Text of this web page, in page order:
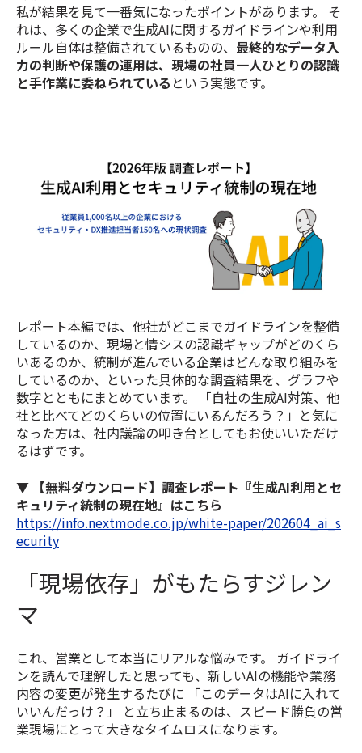
私が結果を見て一番気になったポイントがあります。 そ
れは、多くの企業で生成AIに関するガイドラインや利用
ルール自体は整備されているものの、 最終的なデータ入
力の判断や保護の運用は、現場の社員一人ひとりの認識
と手作業に委ねられている という実態です。
レポート本編では、他社がどこまでガイドラインを整備
しているのか、現場と情シスの認識ギャップがどのくら
いあるのか、統制が進んでいる企業はどんな取り組みを
しているのか、といった具体的な調査結果を、グラフや
数字とともにまとめています。 「自社の生成AI対策、他
社と比べてどのくらいの位置にいるんだろう？」と気に
なった方は、社内議論の叩き台としてもお使いいただけ
るはずです。
▼ 【無料ダウンロード】調査レポート『生成AI利用とセ
キュリティ統制の現在地』はこちら
https://info.nextmode.co.jp/white-paper/202604_ai_s
ecurity
「現場依存」がもたらすジレン
マ
これ、営業として本当にリアルな悩みです。 ガイドライ
ンを読んで理解したと思っても、新しいAIの機能や業務
内容の変更が発生するたびに 「このデータはAIに入れて
いいんだっけ？」 と立ち止まるのは、スピード勝負の営
業現場にとって大きなタイムロスになります。